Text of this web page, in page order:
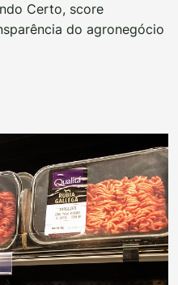
Certo, score
do agronegócio